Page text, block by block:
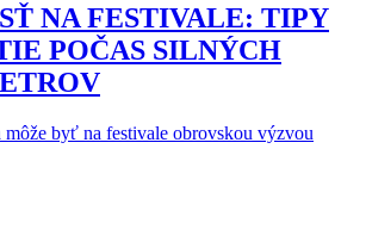
NA FESTIVALE: TIPY
POČAS SILNÝCH
môže byť na festivale obrovskou výzvou